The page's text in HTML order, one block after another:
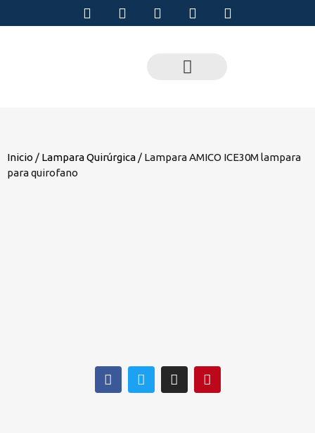
Inicio / Lampara Quirúrgica / Lampara AMICO ICE30M lampara
para quirofano